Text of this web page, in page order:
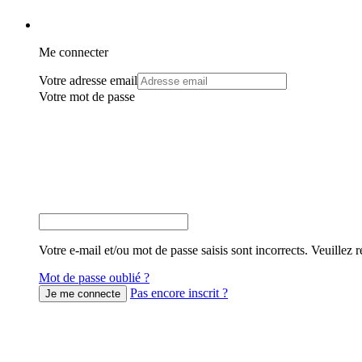
Me connecter
Votre adresse email
Votre mot de passe
Votre e-mail et/ou mot de passe saisis sont incorrects. Veuillez
Mot de passe oublié ?
Pas encore inscrit ?